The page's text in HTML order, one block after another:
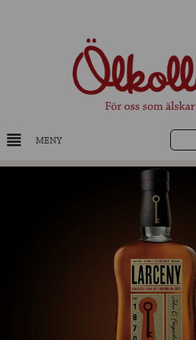
MENY
NYHETER
UTVALDA ÖL
UTVALDA CIDER
UTVALDA DESTILLAT
OM ÖLKOLLEN